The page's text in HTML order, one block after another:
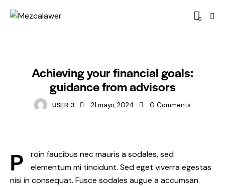
0
Achieving your financial goals:
guidance from advisors
USER 3 21 mayo, 2024 0 Comments
P
roin faucibus nec mauris a sodales, sed
elementum mi tincidunt. Sed eget viverra egestas
nisi in consequat. Fusce sodales augue a accumsan.